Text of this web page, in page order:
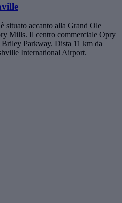
situato accanto alla Grand Ole
Mills. Il centro commerciale Opry
Parkway. Dista 11 km da
International Airport.